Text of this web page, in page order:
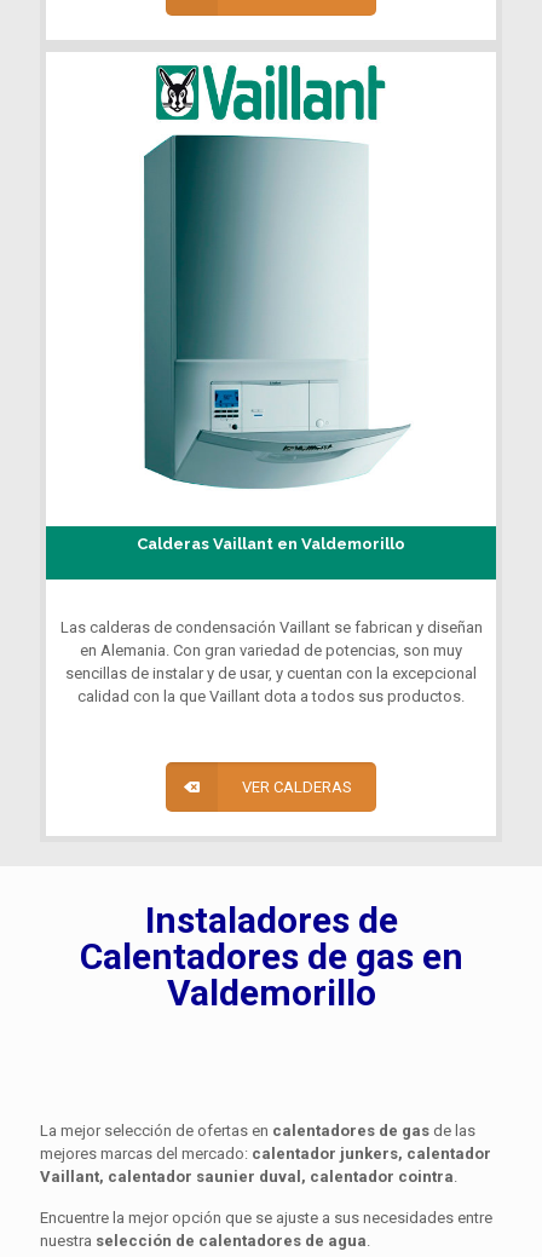
Calderas Vaillant en Valdemorillo
Las calderas de condensación Vaillant se fabrican y diseñan
en Alemania. Con gran variedad de potencias, son muy
sencillas de instalar y de usar, y cuentan con la excepcional
calidad con la que Vaillant dota a todos sus productos.
VER CALDERAS
Instaladores de
Calentadores de gas en
Valdemorillo
La mejor selección de ofertas en calentadores de gas de las
mejores marcas del mercado: calentador junkers, calentador
Vaillant, calentador saunier duval, calentador cointra
Encuentre la mejor opción que se ajuste a sus necesidades entre
nuestra selección de calentadores de agua